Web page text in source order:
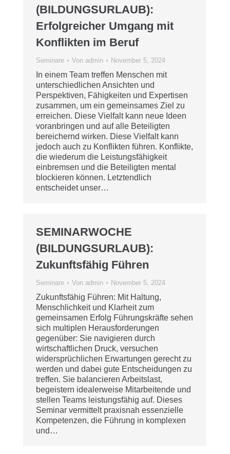
(BILDUNGSURLAUB):
Erfolgreicher Umgang mit
Konflikten im Beruf
Seminare Von admin November 5, 2024
In einem Team treffen Menschen mit
unterschiedlichen Ansichten und
Perspektiven, Fähigkeiten und Expertisen
zusammen, um ein gemeinsames Ziel zu
erreichen. Diese Vielfalt kann neue Ideen
voranbringen und auf alle Beteiligten
bereichernd wirken. Diese Vielfalt kann
jedoch auch zu Konflikten führen. Konflikte,
die wiederum die Leistungsfähigkeit
einbremsen und die Beteiligten mental
blockieren können. Letztendlich
entscheidet unser…
SEMINARWOCHE
(BILDUNGSURLAUB):
Zukunftsfähig Führen
Seminare Von admin November 5, 2024
Zukunftsfähig Führen: Mit Haltung,
Menschlichkeit und Klarheit zum
gemeinsamen Erfolg Führungskräfte sehen
sich multiplen Herausforderungen
gegenüber: Sie navigieren durch
wirtschaftlichen Druck, versuchen
widersprüchlichen Erwartungen gerecht zu
werden und dabei gute Entscheidungen zu
treffen. Sie balancieren Arbeitslast,
begeistern idealerweise Mitarbeitende und
stellen Teams leistungsfähig auf. Dieses
Seminar vermittelt praxisnah essenzielle
Kompetenzen, die Führung in komplexen
und…